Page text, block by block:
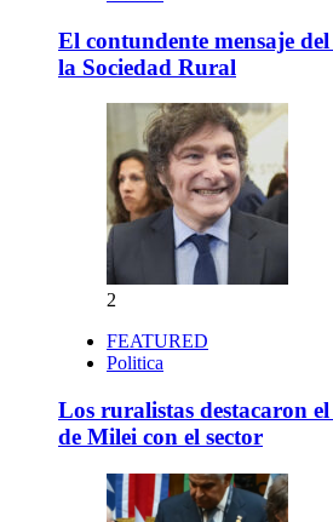
El contundente mensaje
la Sociedad Rural
2
FEATURED
Politica
Los ruralistas destacaron
de Milei con el sector